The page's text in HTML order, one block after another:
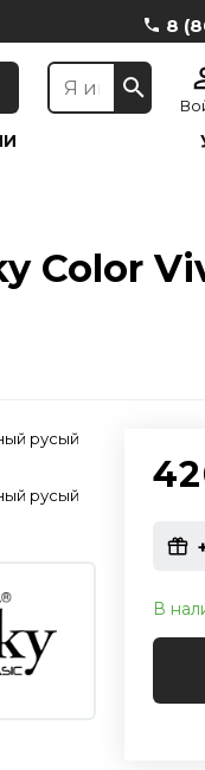
8
Color
русый
русый
В